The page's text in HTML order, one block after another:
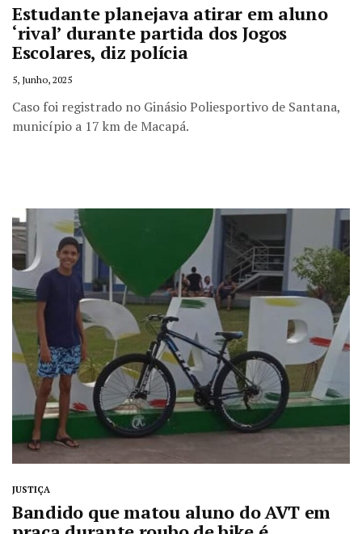
Estudante planejava atirar em aluno
‘rival’ durante partida dos Jogos
Escolares, diz polícia
5, Junho, 2025
Caso foi registrado no Ginásio Poliesportivo de Santana,
município a 17 km de Macapá.
JUSTIÇA
Bandido que matou aluno do AVT em